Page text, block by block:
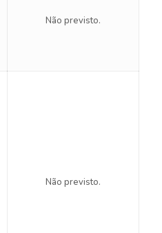
Não previsto.
Não previsto.